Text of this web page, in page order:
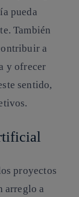
pueda
También
a
y ofrecer
sentido,
proyectos
arreglo a